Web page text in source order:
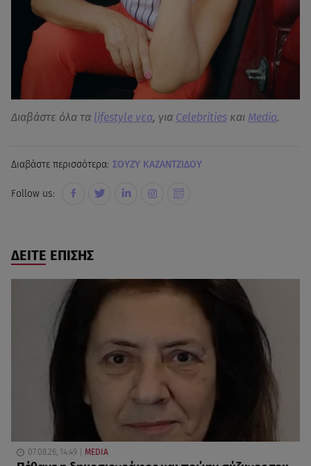
Διαβάστε όλα τα lifestyle νεα, για Celebrities και Media.
Διαβάστε περισσότερα: ΣΟΥΖΥ ΚΑΖΑΝΤΖΙΔΟΥ
Follow us:
ΔΕΙΤΕ ΕΠΙΣΗΣ
07.08.26, 14:49 MEDIA